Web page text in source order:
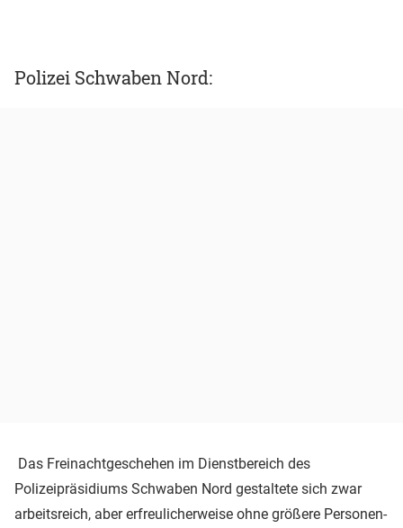
Polizei Schwaben Nord:
Das Freinachtgeschehen im Dienstbereich des
Polizeipräsidiums Schwaben Nord gestaltete sich zwar
arbeitsreich, aber erfreulicherweise ohne größere Personen-